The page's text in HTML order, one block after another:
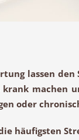
lassen den
machen
oder
häufigsten